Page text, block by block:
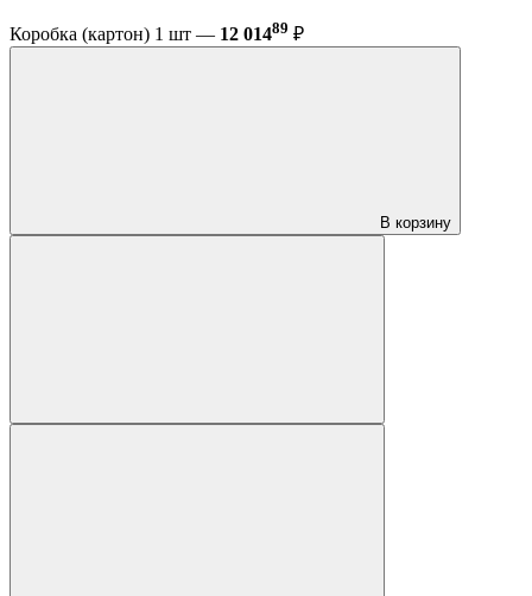
Коробка (картон) 1 шт — 12 01489 ₽
В корзину